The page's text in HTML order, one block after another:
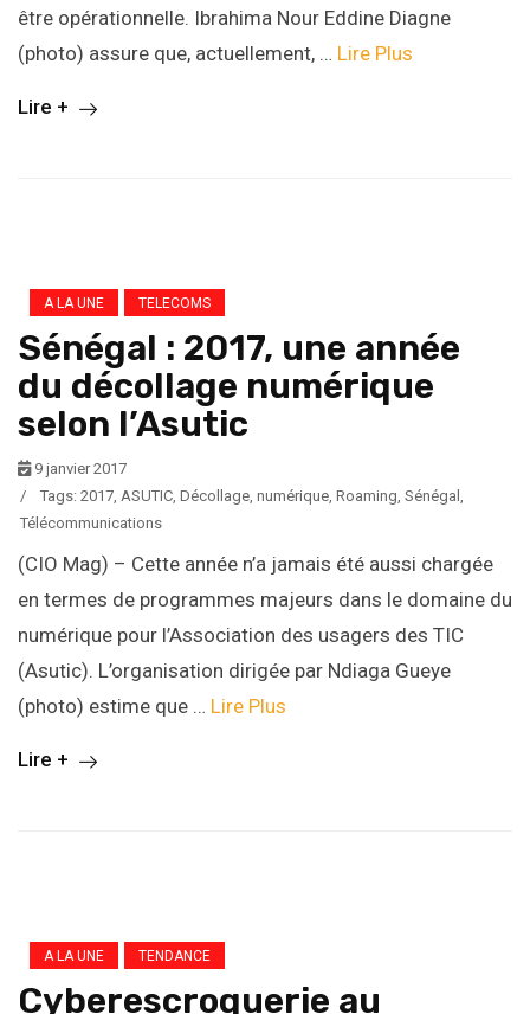
être opérationnelle. Ibrahima Nour Eddine Diagne
(photo) assure que, actuellement, … Lire Plus
Lire +
A LA UNE TELECOMS
Sénégal : 2017, une année
du décollage numérique
selon l’Asutic
9 janvier 2017
/
Tags: 2017 ASUTIC Décollage numérique Roaming Sénégal
Télécommunications
(CIO Mag) – Cette année n’a jamais été aussi chargée
en termes de programmes majeurs dans le domaine du
numérique pour l’Association des usagers des TIC
(Asutic). L’organisation dirigée par Ndiaga Gueye
(photo) estime que … Lire Plus
Lire +
A LA UNE TENDANCE
Cyberescroquerie au